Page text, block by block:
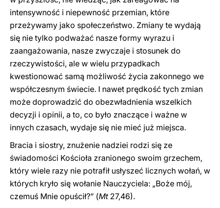
intensywność i niepewność przemian, które
przeżywamy jako społeczeństwo. Zmiany te wydają
się nie tylko podważać nasze formy wyrazu i
zaangażowania, nasze zwyczaje i stosunek do
rzeczywistości, ale w wielu przypadkach
kwestionować samą możliwość życia zakonnego we
współczesnym świecie. I nawet prędkość tych zmian
może doprowadzić do obezwładnienia wszelkich
decyzji i opinii, a to, co było znaczące i ważne w
innych czasach, wydaje się nie mieć już miejsca.
Bracia i siostry, znużenie nadziei rodzi się ze
świadomości Kościoła zranionego swoim grzechem,
który wiele razy nie potrafił usłyszeć licznych wołań, w
których kryło się wołanie Nauczyciela: „Boże mój,
czemuś Mnie opuścił?” (Mt27,46).